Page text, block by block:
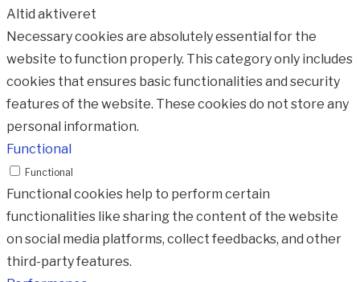
Altid aktiveret
Necessary cookies are absolutely essential for the
website to function properly. This category only includes
cookies that ensures basic functionalities and security
features of the website. These cookies do not store any
personal information.
Functional
Functional
Functional cookies help to perform certain
functionalities like sharing the content of the website
on social media platforms, collect feedbacks, and other
third-party features.